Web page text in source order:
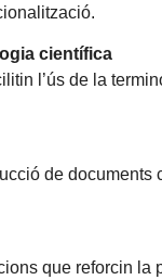
científica
l’ús de la
de documents
que reforcin la